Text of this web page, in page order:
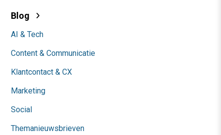
Blog
AI & Tech
Content & Communicatie
Klantcontact & CX
Marketing
Social
Themanieuwsbrieven